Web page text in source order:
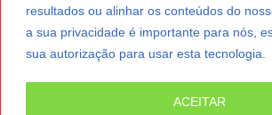
resultados ou alinhar os conteúdos do
a sua privacidade é importante para nós,
sua autorização para usar esta tecnologia.
ACEITAR